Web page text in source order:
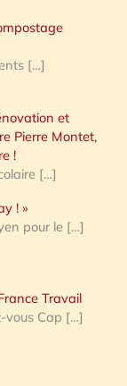
[…]
et
Pierre Montet,
!
[…]
! »
pour le […]
Travail
vous Cap […]